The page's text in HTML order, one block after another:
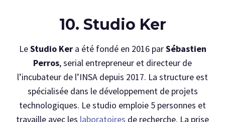
10. Studio Ker
LeStudio Kera été fondé en 2016 parSébastien
Perros, serial entrepreneur et directeur de
l’incubateur de l’INSA depuis 2017. La structure est
spécialisée dans le développement de projets
technologiques. Le studio emploie 5 personnes et
travaille avec les laboratoires de recherche. La prise